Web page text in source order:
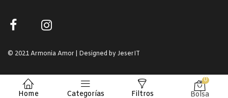
Home Categorías Filtros
0
Bolsa
© 2021 Armonia Amor | Designed by JeserIT